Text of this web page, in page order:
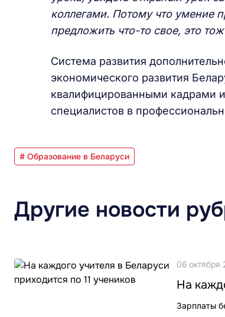
коллегами. Потому что умение
предложить что-то свое, это
Система развития
экономического развития
квалифицированными кадрами
специалистов в
# Образование в Беларуси
Другие новости
06 октября
На
Зарплаты